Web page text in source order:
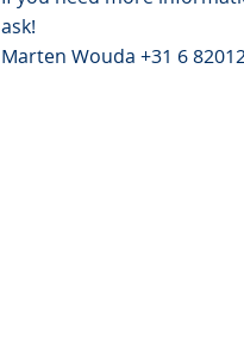
ask!
Marten Wouda +31 6